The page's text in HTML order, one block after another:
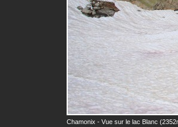
Chamonix - Vue sur le lac Blanc